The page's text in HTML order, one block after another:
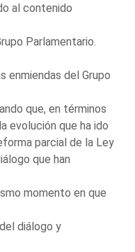
al contenido
Parlamentario.
enmiendas del Grupo
que, en términos
evolución que ha ido
parcial de la Ley
que han
momento en que
diálogo y